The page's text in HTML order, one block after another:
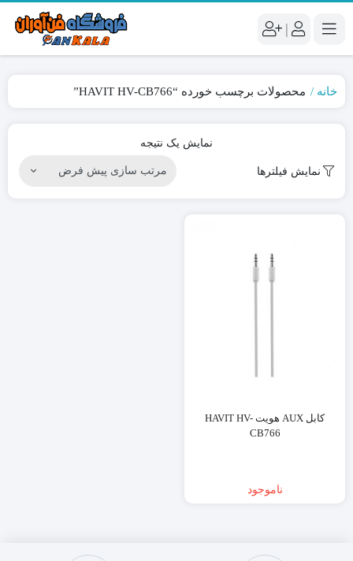
|
خانه محصولات برچسب خورده “HAVIT HV-CB766”
نمایش یک نتیجه
نمایش فیلترها
کابل AUX هویت HAVIT HV-
CB766
ناموجود